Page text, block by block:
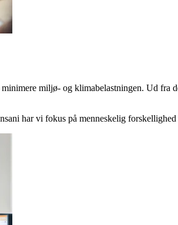
miljø- og klimabelastningen. Ud fra
har vi fokus på menneskelig